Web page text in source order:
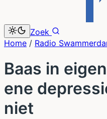
Zoek
Home / Radio
Baas in
ene
niet